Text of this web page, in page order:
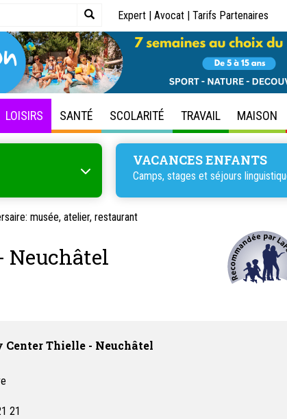
Expert | Avocat | Tarifs Partenaires
LOISIRS SANTÉ SCOLARITÉ TRAVAIL MAISON
VACANCES ENFANTS
Camps, stages et séjours
musée, atelier, restaurant
Neuchâtel
Center Thielle - Neuchâtel
21